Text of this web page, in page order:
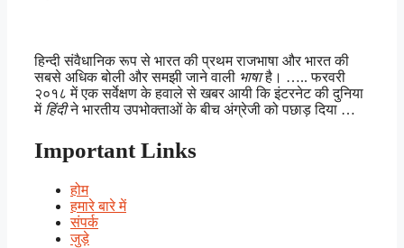
हिन्दी संवैधानिक रूप से भारत की प्रथम राजभाषा और भारत की
सबसे अधिक बोली और समझी जाने वाली भाषाहै। ….. फरवरी
२०१८ में एक सर्वेक्षण के हवाले से खबर आयी कि इंटरनेट की दुनिया
में हिंदीने भारतीय उपभोक्ताओं के बीच अंग्रेजी को पछाड़ दिया …
Important Links
होम
हमारे बारे में
संपर्क
जुड़े